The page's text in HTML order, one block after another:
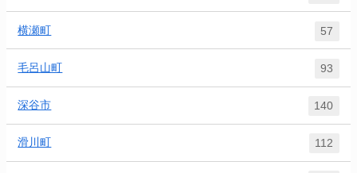
横瀬町 57
毛呂山町 93
深谷市 140
滑川町 112